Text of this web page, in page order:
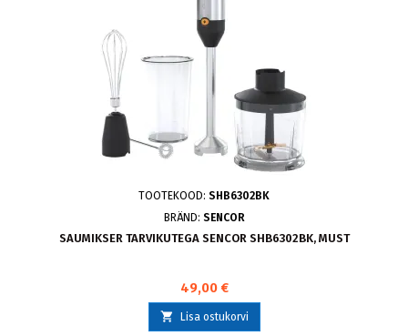
TOOTEKOOD: SHB6302BK
BRÄND: SENCOR
SAUMIKSER TARVIKUTEGA SENCOR SHB6302BK, MUST
49,00 €
 Lisa ostukorvi